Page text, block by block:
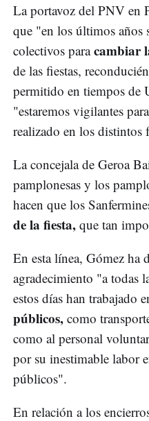
La portavoz del PNV en
que "en los últimos años
colectivos paracambiar
de las fiestas,
permitido en tiempos de
"estaremos vigilantes
realizado en los distintos
La concejala de Geroa
pamplonesas y los
hacen que los
de la fiesta, que tan
En esta línea, Gómez ha
agradecimiento "a todas
estos días han trabajado
públicos, como
como al personal
por su inestimable labor
públicos".
En relación a los